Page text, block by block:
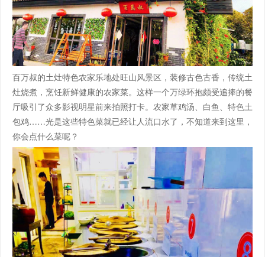
百万叔的土灶特色农家乐地处旺山风景区，装修古色古香，传统土
灶烧煮，烹饪新鲜健康的农家菜。这样一个万绿环抱颇受追捧的餐
厅吸引了众多影视明星前来拍照打卡。农家草鸡汤、白鱼、特色土
包鸡……光是这些特色菜就已经让人流口水了，不知道来到这里，
你会点什么菜呢？